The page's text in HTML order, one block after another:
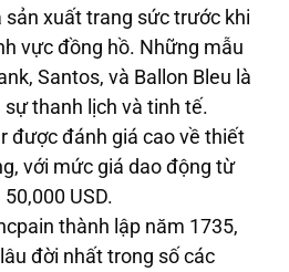
sản xuất trang sức trước khi
vực đồng hồ. Những mẫu
Santos, và Ballon Bleu là
thanh lịch và tinh tế.
được đánh giá cao về thiết
với mức giá dao động từ
USD.
thành lập năm 1735,
đời nhất trong số các